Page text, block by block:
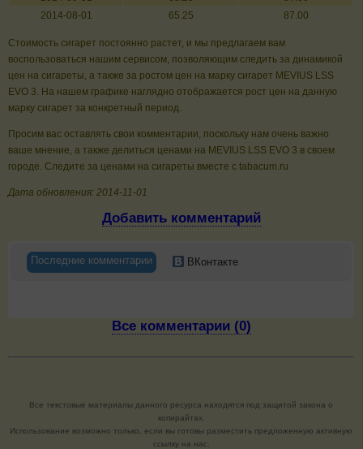
2014-08-01
65.25 87.00
Стоимость сигарет постоянно растет, и мы предлагаем вам
воспользоваться нашим сервисом, позволяющим следить за динамикой
цен на сигареты, а также за ростом цен на марку сигарет MEVIUS LSS
EVO 3. На нашем графике наглядно отображается рост цен на данную
марку сигарет за конкретный период.
Просим вас оставлять свои комментарии, поскольку нам очень важно
ваше мнение, а также делиться ценами на MEVIUS LSS EVO 3 в своем
городе. Следите за ценами на сигареты вместе с tabacum.ru
Дата обновления: 2014-11-01
Добавить комментарий
Последние комментарии ВКонтакте
Все комментарии (0)
Все текстовые материалы данного ресурса находятся под защитой закона о
копирайтах.
Использование возможно только, если вы готовы разместить предложенную активную
ссылку на нас.